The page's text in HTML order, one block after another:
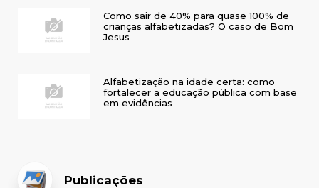
Como sair de 40% para quase 100% de
crianças alfabetizadas? O caso de Bom
Jesus
Alfabetização na idade certa: como
fortalecer a educação pública com base
em evidências
Publicações